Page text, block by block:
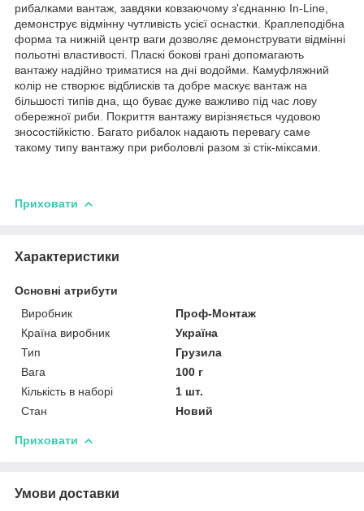
рибалками вантаж, завдяки ковзаючому з'єднанню In-Line,
демонструє відмінну чутливість усієї оснастки. Краплеподібна
форма та нижній центр ваги дозволяє демонструвати відмінні
польотні властивості. Пласкі бокові грані допомагають
вантажу надійно триматися на дні водойми. Камуфляжний
колір не створює відблисків та добре маскує вантаж на
більшості типів дна, що буває дуже важливо під час лову
обережної риби. Покриття вантажу вирізняється чудовою
зносостійкістю. Багато рибалок надають перевагу саме
такому типу вантажу при риболовлі разом зі стік-міксами.
Приховати
Характеристики
Основні атрибути
Виробник
Проф-Монтаж
Країна виробник
Україна
Тип
Грузила
Вага
100 г
Кількість в наборі
1 шт.
Стан
Новий
Приховати
Умови доставки